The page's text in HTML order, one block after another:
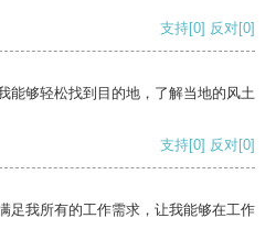
支持[0] 反对[0]
能够轻松找到目的地，了解当地的风土
支持[0] 反对[0]
足我所有的工作需求，让我能够在工作